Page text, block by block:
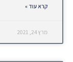
קרא עוד »
מרץ 24, 2021